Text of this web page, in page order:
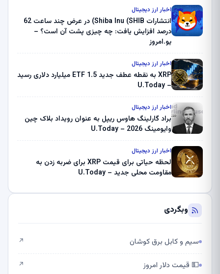
ثبت کرد – گزارش کریپتو صبح – U.Today
اخبار ارز دیجیتال
انتشارات Shiba Inu (SHIB) در عرض چند ساعت 62
درصد افزایش یافت: چه چیزی پشت آن است؟ –
یو.امروز
اخبار ارز دیجیتال
XRP به نقطه عطف جدید ETF 1.5 میلیارد دلاری رسید
– U.Today
اخبار ارز دیجیتال
براد گارلینگ هاوس ریپل به عنوان رویداد بلاک چین
وایومینگ 2026 – U.Today
اخبار ارز دیجیتال
لحظه حیاتی برای قیمت XRP برای ضربه زدن به
مقاومت محلی جدید – U.Today
وبگردی
سیم و کابل برق کوشان ↗
💵 قیمت دلار امروز ↗